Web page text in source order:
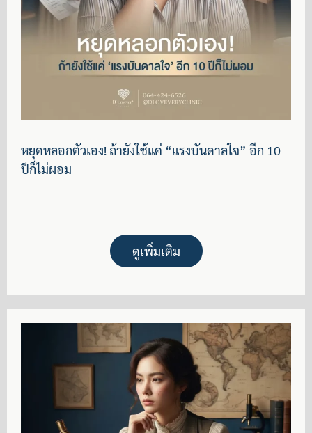
หยุดหลอกตัวเอง! ถ้ายังใช้แค่ “แรงบันดาลใจ” อีก 10
ปีก็ไม่ผอม
ดูเพิ่มเติม